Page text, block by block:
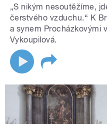
„S nikým nesoutěžíme,
čerstvého vzduchu.“ K
a synem Procházkovými
Vykoupilová.